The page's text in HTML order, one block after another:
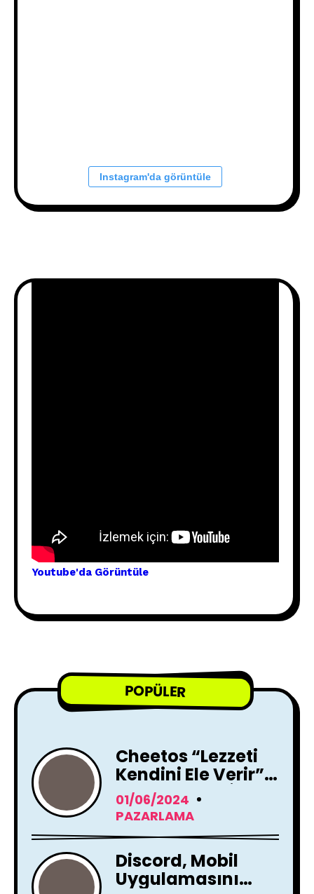
Instagram'da görüntüle
Youtube'da Görüntüle
POPÜLER
Cheetos “Lezzeti
Kendini Ele Verir”
Reklam Filmi İle
Yayında !
01/06/2024
PAZARLAMA
Discord, Mobil
Uygulamasını